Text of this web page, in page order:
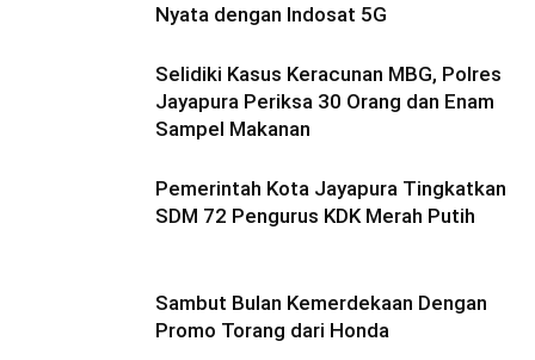
Nyata dengan Indosat 5G
Selidiki Kasus Keracunan MBG, Polres
Jayapura Periksa 30 Orang dan Enam
Sampel Makanan
Pemerintah Kota Jayapura Tingkatkan
SDM 72 Pengurus KDK Merah Putih
Sambut Bulan Kemerdekaan Dengan
Promo Torang dari Honda